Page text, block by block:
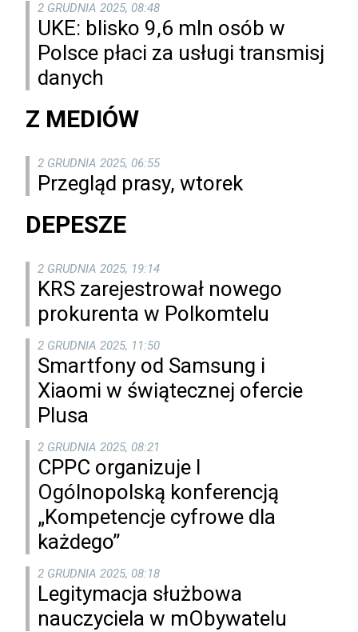
2 GRUDNIA 2025, 08:48
UKE: blisko 9,6 mln osób w
Polsce płaci za usługi transmisj
danych
Z MEDIÓW
2 GRUDNIA 2025, 06:55
Przegląd prasy, wtorek
DEPESZE
2 GRUDNIA 2025, 19:14
KRS zarejestrował nowego
prokurenta w Polkomtelu
2 GRUDNIA 2025, 11:50
Smartfony od Samsung i
Xiaomi w świątecznej ofercie
Plusa
2 GRUDNIA 2025, 08:21
CPPC organizuje I
Ogólnopolską konferencją
„Kompetencje cyfrowe dla
każdego”
2 GRUDNIA 2025, 08:18
Legitymacja służbowa
nauczyciela w mObywatelu